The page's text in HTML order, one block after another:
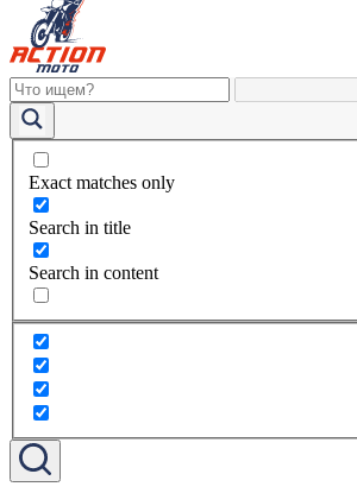
Exact matches only
Search in title
Search in content